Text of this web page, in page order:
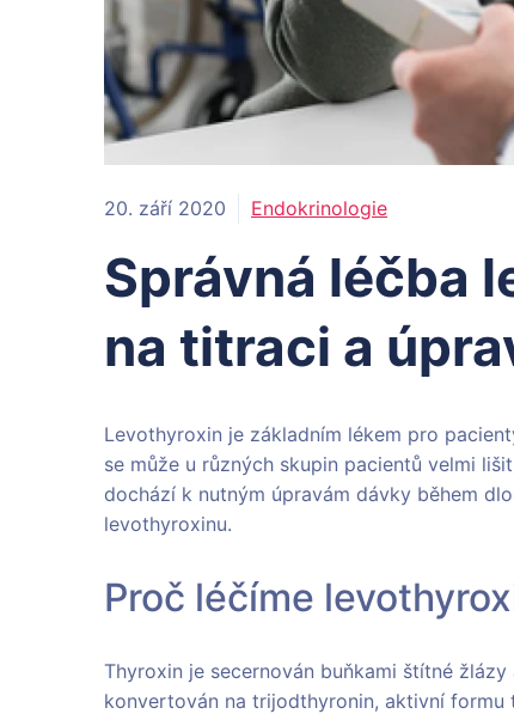
20. září 2020 Endokrinologie
Správná léčba
na titraci a
Levothyroxin je základním lékem pro
se může u různých skupin pacientů velmi
dochází k nutným úpravám dávky během
levothyroxinu.
Proč léčíme
Thyroxin je secernován buňkami štítné
konvertován na trijodthyronin, aktivní formu